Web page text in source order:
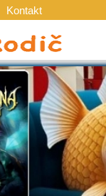
Kontakt